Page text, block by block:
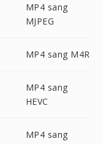
MP4 sang
MJPEG
MP4 sang M4R
MP4 sang
HEVC
MP4 sang